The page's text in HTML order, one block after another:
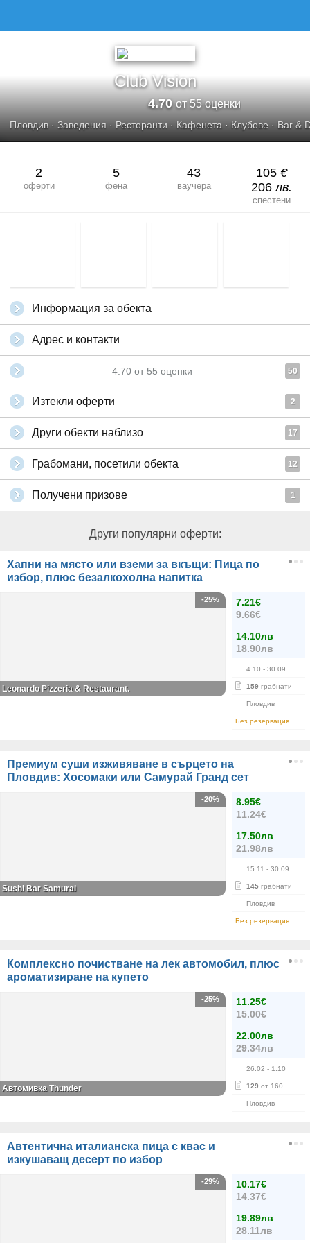
Club Vision
4.70от 55 оценки
Пловдив· Заведения · Ресторанти · Кафенета · Клубове · Bar &
2
оферти
5
фена
43
ваучера
105 €
206лв.
спестени
Информация за обекта
Адрес и контакти
4.70 от 55 оценки 50
Изтекли оферти 2
Други обекти наблизо 17
Грабомани, посетили обекта 12
Получени призове 1
Други популярни оферти:
Хапни на място или вземи за вкъщи: Пица по
избор, плюс безалкохолна напитка
7.21€
9.66€
14.10лв
18.90лв
4.10 - 30.09
159 грабнати
Пловдив
Без резервация
-25%
Leonardo Pizzeria & Restaurant.
Премиум суши изживяване в сърцето на
Пловдив: Хосомаки или Самурай Гранд сет
8.95€
11.24€
17.50лв
21.98лв
15.11 - 30.09
145 грабнати
Пловдив
Без резервация
-20%
Sushi Bar Samurai
Комплексно почистване на лек автомобил, плюс
ароматизиране на купето
11.25€
15.00€
22.00лв
29.34лв
26.02 - 1.10
129 от 160
Пловдив
-25%
Автомивка Thunder
Автентична италианска пица с квас и
изкушаващ десерт по избор
10.17€
14.37€
19.89лв
28.11лв
-29%